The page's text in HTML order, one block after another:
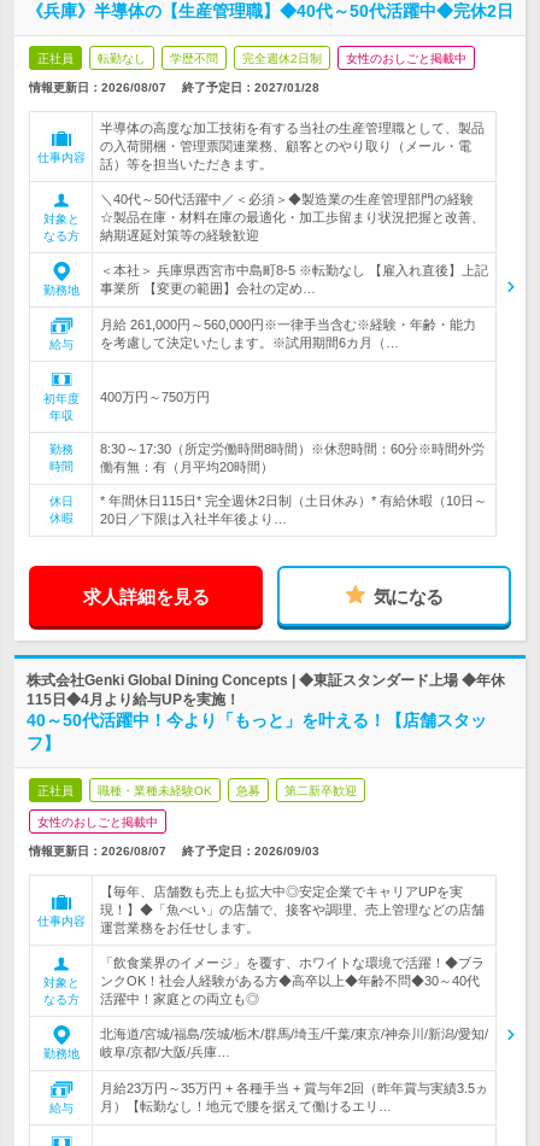
《兵庫》半導体の【生産管理職】◆40代～50代活躍中◆完休2日
正社員 転勤なし 学歴不問 完全週休2日制 女性のおしごと掲載中
情報更新日：2026/08/07 終了予定日： 2027/01/28
仕事内容
半導体の高度な加工技術を有する当社の生産管理職として、製品
の入荷開梱・管理票関連業務、顧客とのやり取り（メール・電
話）等を担当いただきます。
対象と
なる方
＼40代～50代活躍中／＜必須＞◆製造業の生産管理部門の経験
☆製品在庫・材料在庫の最適化・加工歩留まり状況把握と改善、
納期遅延対策等の経験歓迎
勤務地
＜本社＞ 兵庫県西宮市中島町8-5 ※転勤なし 【雇入れ直後】上記
事業所 【変更の範囲】会社の定め…
給与
月給 261,000円～560,000円※一律手当含む※経験・年齢・能力
を考慮して決定いたします。※試用期間6カ月（…
初年度
年収
400万円～750万円
勤務
時間
8:30～17:30（所定労働時間8時間）※休憩時間：60分※時間外労
働有無：有（月平均20時間）
休日
休暇
* 年間休日115日* 完全週休2日制（土日休み）* 有給休暇（10日～
20日／下限は入社半年後より…
求人詳細を見る 気になる
株式会社Genki Global Dining Concepts | ◆東証スタンダード上場 ◆年休
115日◆4月より給与UPを実施！
40～50代活躍中！今より「もっと」を叶える！【店舗スタッ
フ】
正社員 職種・業種未経験OK 急募 第二新卒歓迎
女性のおしごと掲載中
情報更新日：2026/08/07 終了予定日： 2026/09/03
仕事内容
【毎年、店舗数も売上も拡大中◎安定企業でキャリアUPを実
現！】◆「魚べい」の店舗で、接客や調理、売上管理などの店舗
運営業務をお任せします。
対象と
なる方
「飲食業界のイメージ」を覆す、ホワイトな環境で活躍！◆ブラ
ンクOK！社会人経験がある方◆高卒以上◆年齢不問◆30～40代
活躍中！家庭との両立も◎
勤務地
北海道/宮城/福島/茨城/栃木/群馬/埼玉/千葉/東京/神奈川/新潟/愛知/
岐阜/京都/大阪/兵庫…
給与
月給23万円～35万円 + 各種手当 + 賞与年2回（昨年賞与実績3.5ヵ
月）【転勤なし！地元で腰を据えて働けるエリ…